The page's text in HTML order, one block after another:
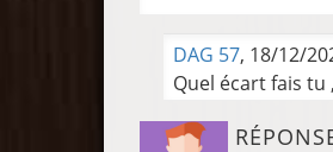
DAG 57, 18/12/
Quel écart fais tu